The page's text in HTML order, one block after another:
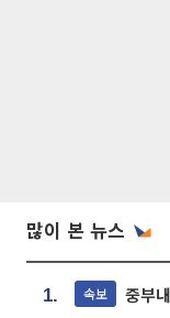
많이 본 뉴스
1. 속보 중부